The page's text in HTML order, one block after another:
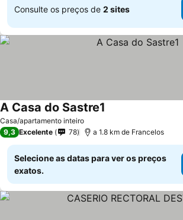
Consulte os preços de 2 sites
Casa/apartamento inteiro
A Casa do Sastre1
9,3 Excelente 78 a 1.8 km de Francelos
Selecione as datas para ver os preços
exatos.